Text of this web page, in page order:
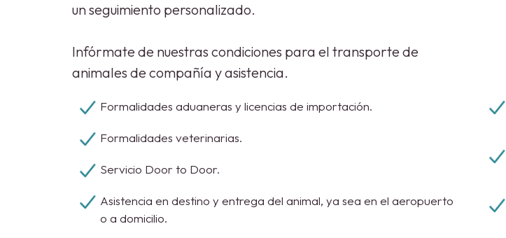
un seguimiento personalizado.
Infórmate de nuestras condiciones para el transporte de
animales de compañía y asistencia.
Formalidades aduaneras y licencias de importación.
Formalidades veterinarias.
Servicio Door to Door.
Asistencia en destino y entrega del animal, ya sea en el aeropuerto
o a domicilio.